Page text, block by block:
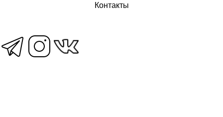
Контакты